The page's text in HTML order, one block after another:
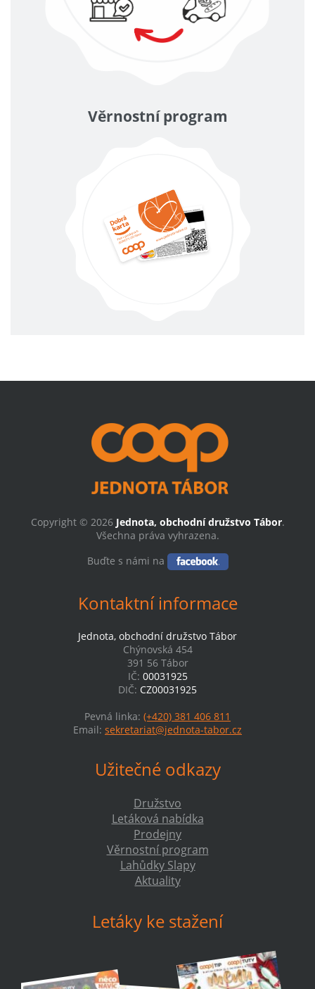
Věrnostní program
Copyright © 2026 Jednota, obchodní družstvo Tábor.
Všechna práva vyhrazena.
Buďte s námi na
Kontaktní informace
Jednota, obchodní družstvo Tábor
Chýnovská 454
391 56 Tábor
IČ: 00031925
DIČ: CZ00031925
Pevná linka: (+420) 381 406 811
Email: sekretariat@jednota-tabor.cz
Užitečné odkazy
Družstvo
Letáková nabídka
Prodejny
Věrnostní program
Lahůdky Slapy
Aktuality
Letáky ke stažení